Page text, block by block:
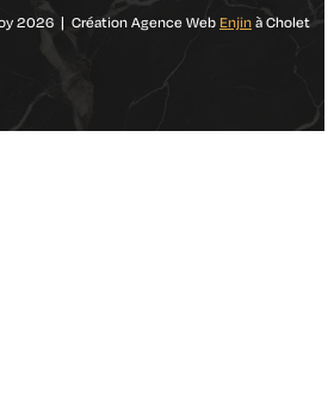
2026 | Création Agence Web Enjin à Cholet